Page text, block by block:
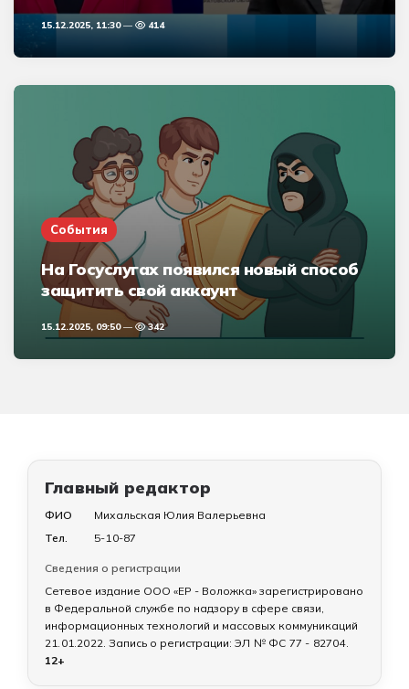
15.12.2025, 11:30 414
События
На Госуслугах появился новый способ
защитить свой аккаунт
15.12.2025, 09:50 342
Главный редактор
ФИО
Михальская Юлия Валерьевна
Тел.
5-10-87
Сведения о регистрации
Сетевое издание ООО «ЕР - Воложка» зарегистрировано
в Федеральной службе по надзору в сфере связи,
информационных технологий и массовых коммуникаций
21.01.2022. Запись о регистрации: ЭЛ № ФС 77 - 82704.
12+